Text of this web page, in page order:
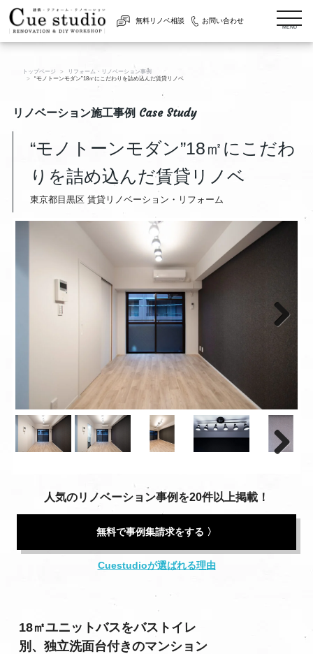
無料リノベ相談 お問い合わせ
MENU
トップページ
リフォーム・リノベーション事例
“モノトーンモダン”18㎡にこだわりを詰め込んだ賃貸リノベ
リノベーション施工事例 Case Study
“モノトーンモダン”18㎡にこだわ
りを詰め込んだ賃貸リノベ
東京都目黒区 賃貸リノベーション・リフォーム
人気のリノベーション事例を20件以上掲載！
無料で事例集請求をする 〉
Cuestudioが選ばれる理由
18㎡ユニットバスをバストイレ
別、独立洗面台付きのマンション